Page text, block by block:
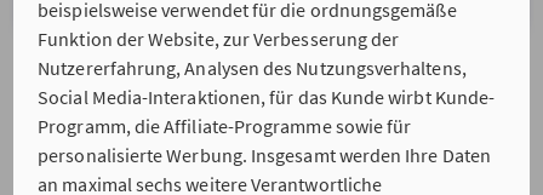
beispielsweise verwendet für die ordnungsgemäße
Funktion der Website, zur Verbesserung der
Nutzererfahrung, Analysen des Nutzungsverhaltens,
Social Media-Interaktionen, für das Kunde wirbt Kunde-
Programm, die Affiliate-Programme sowie für
personalisierte Werbung. Insgesamt werden Ihre Daten
an maximal sechs weitere Verantwortliche